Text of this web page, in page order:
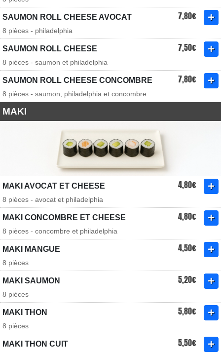
SAUMON ROLL CHEESE AVOCAT 7,80€
8 pièces - philadelphia
SAUMON ROLL CHEESE 7,50€
8 pièces - saumon et philadelphia
SAUMON ROLL CHEESE CONCOMBRE 7,80€
8 pièces - saumon, philadelphia et concombre
MAKI
MAKI AVOCAT ET CHEESE 4,80€
8 pièces - avocat et philadelphia
MAKI CONCOMBRE ET CHEESE 4,80€
8 pièces - concombre et philadelphia
MAKI MANGUE 4,50€
8 pièces
MAKI SAUMON 5,20€
8 pièces
MAKI THON 5,80€
8 pièces
MAKI THON CUIT 5,50€